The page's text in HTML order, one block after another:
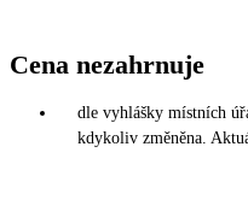
Cena nezahrnuje
dle vyhlášky místních
kdykoliv změněna.